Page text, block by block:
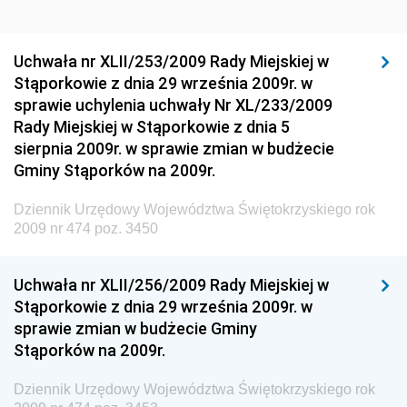
Dziennik Urzędowy Ministra Budownictwa i Przemysłu
Materiałów Budowlanych
Dziennik Urzędowy Ministra Infrastruktury i Rozwoju
Dziennik Urzędowy Głównego Inspektoratu Ochrony
Środowiska
Środowiska
Dziennik Urzędowy Ministerstwa Administracji i
Gospodarki Przestrzennej
Dziennik Urzędowy Unii Europejskiej, L
Dziennik Urzędowy Ministerstwa Komunikacji
Uchwała nr XLII/253/2009 Rady Miejskiej w
Stąporkowie z dnia 29 września 2009r. w
sprawie uchylenia uchwały Nr XL/233/2009
Rady Miejskiej w Stąporkowie z dnia 5
sierpnia 2009r. w sprawie zmian w budżecie
Gminy Stąporków na 2009r.
Dziennik Urzędowy Województwa Świętokrzyskiego rok
2009 nr 474 poz. 3450
Uchwała nr XLII/256/2009 Rady Miejskiej w
Stąporkowie z dnia 29 września 2009r. w
sprawie zmian w budżecie Gminy
Stąporków na 2009r.
Dziennik Urzędowy Województwa Świętokrzyskiego rok